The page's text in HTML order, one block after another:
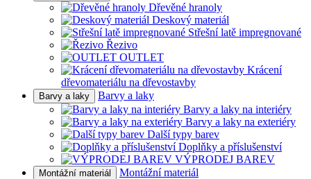
Dřevěné hranoly
Deskový materiál
Střešní latě impregnované
Řezivo
OUTLET
Krácení
dřevomateriálu na dřevostavby
Barvy a laky
Barvy a laky
Barvy a laky na interiéry
Barvy a laky na exteriéry
Další typy barev
Doplňky a příslušenství
VÝPRODEJ BAREV
Montážní materiál
Montážní materiál